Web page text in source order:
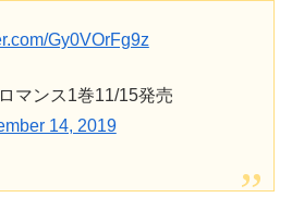
Gy0VOrFg9z
マンス1巻11/15発売
14, 2019